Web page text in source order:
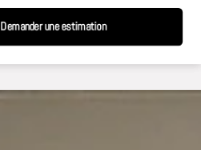
Demander une estimation
Demander une estimation